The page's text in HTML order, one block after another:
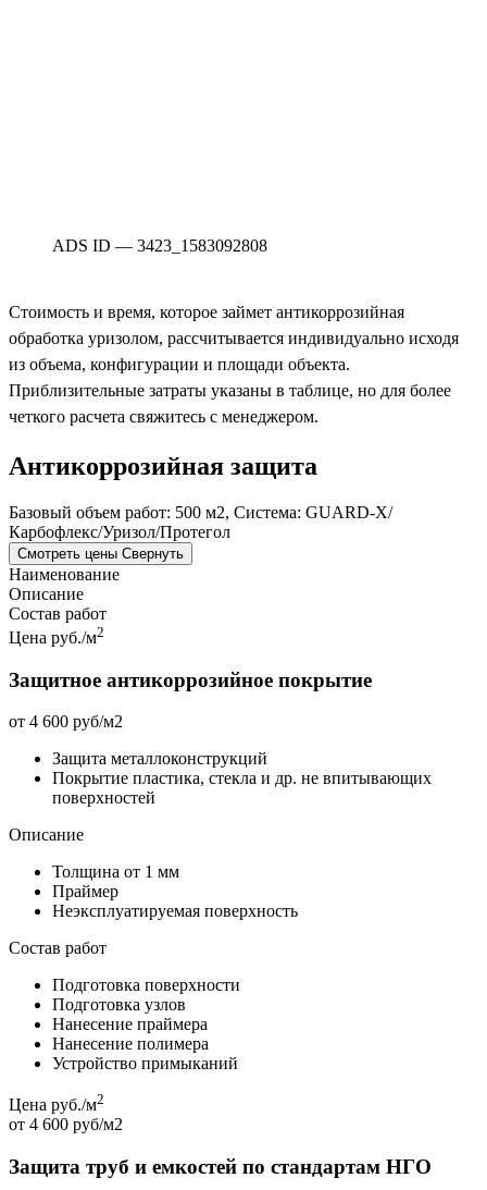
ADS ID — 3423_1583092808
Стоимость и время, которое займет антикоррозийная
обработка уризолом, рассчитывается индивидуально исходя
из объема, конфигурации и площади объекта.
Приблизительные затраты указаны в таблице, но для более
четкого расчета свяжитесь с менеджером.
Антикоррозийная защита
Базовый объем работ: 500 м2, Система: GUARD-X/
Карбофлекс/Уризол/Протегол
Смотреть цены Свернуть
Наименование
Описание
Состав работ
Цена руб./м2
Защитное антикоррозийное покрытие
от 4 600 руб/м2
Защита металлоконструкций
Покрытие пластика, стекла и др. не впитывающих
поверхностей
Описание
Толщина от 1 мм
Праймер
Неэксплуатируемая поверхность
Состав работ
Подготовка поверхности
Подготовка узлов
Нанесение праймера
Нанесение полимера
Устройство примыканий
Цена руб./м2
от 4 600 руб/м2
Защита труб и емкостей по стандартам НГО